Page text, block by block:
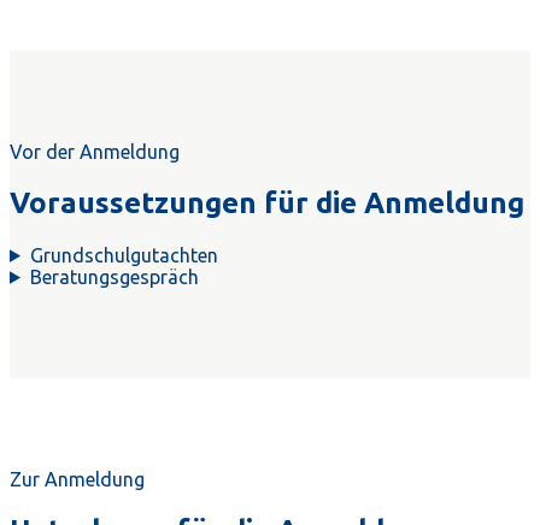
Vor der Anmeldung
Voraussetzungen für die Anmeldung
Grundschulgutachten
Beratungsgespräch
Zur Anmeldung